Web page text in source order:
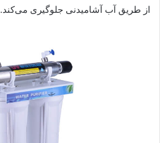
از طریق آب آشامیدنی جلوگیری می‌کند.